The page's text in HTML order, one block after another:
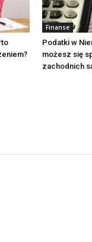
Finanse
Podatki w
możesz się
zachodnich